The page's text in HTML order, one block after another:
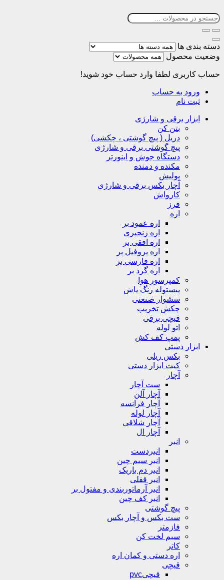
دسته بندی ها
وضعیت محصول
حساب کاربری لطفا وارد حساب خود شوید!
ورود به حساب
ثبت نام
ابزار برقی و شارژی
بتن کن
دریل ( پیچ گوشتی ، چکشی)
پیچ گوشتی برقی و شارژی
دستگاه جوش و اینورتر
مکنده و دمنده
پولیش
آچار بکس برقی و شارژی
کارواش
فرز
اره
اره عمود بر
اره زنجیری
اره افقی بر
اره پروفیل پر
اره فارسی بر
اره گرد بر
کمپرسور هوا
پیستوله رنگ پاش
سشوار صنعتی
چکش تخریب
قیچی برقی
اتو لوله
پمپ کف کش
ابزار دستی
بکس ریلی
کیت ابزار دستی
آچار
ست آچار
آچار آلن
آچار فرانسه
آچار لوله
آچار شلاقی
آچار ال
انبر
انبردست
انبر سیم چین
انبر دم باریک
انبر قفلی
انبر آرماتوربندی و مفتول بر
انبر کف چین
پیچ گوشتی
ست بکس و آچار بکس
فازمتر
سیم لخت کن
کاتر
اره دستی و کمان اره
قیچی
قیچیpvc